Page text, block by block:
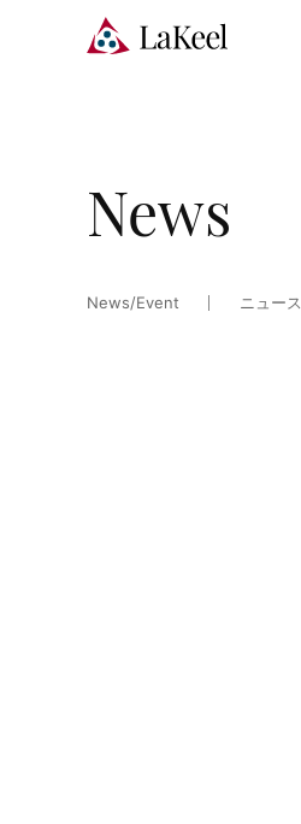
News
News/Event ニュース